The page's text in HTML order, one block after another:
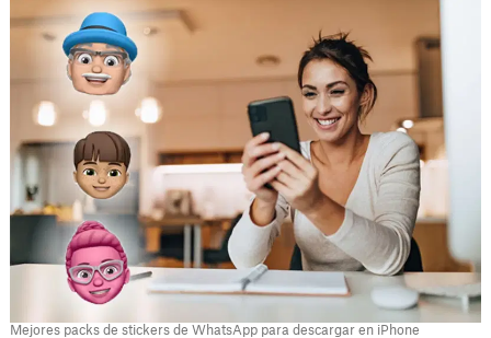
Mejores packs de stickers de WhatsApp para descargar en iPhone